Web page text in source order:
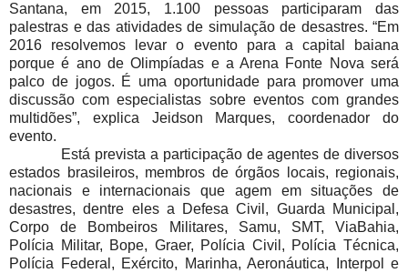
Santana, em 2015, 1.100 pessoas participaram das
palestras e das atividades de simulação de desastres. “Em
2016 resolvemos levar o evento para a capital baiana
porque é ano de Olimpíadas e a Arena Fonte Nova será
palco de jogos. É uma oportunidade para promover uma
discussão com especialistas sobre eventos com grandes
multidões”, explica Jeidson Marques, coordenador do
evento.
Está prevista a participação de agentes de diversos
estados brasileiros, membros de órgãos locais, regionais,
nacionais e internacionais que agem em situações de
desastres, dentre eles a Defesa Civil, Guarda Municipal,
Corpo de Bombeiros Militares, Samu, SMT, ViaBahia,
Polícia Militar, Bope, Graer, Polícia Civil, Polícia Técnica,
Polícia Federal, Exército, Marinha, Aeronáutica, Interpol e